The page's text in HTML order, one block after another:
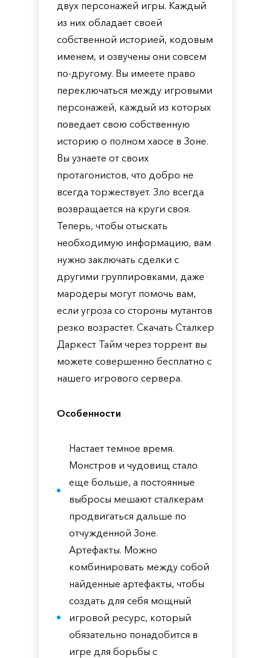
двух персонажей игры. Каждый
из них обладает своей
собственной историей, кодовым
именем, и озвучены они совсем
по-другому. Вы имеете право
переключаться между игровыми
персонажей, каждый из которых
поведает свою собственную
историю о полном хаосе в Зоне.
Вы узнаете от своих
протагонистов, что добро не
всегда торжествует. Зло всегда
возвращается на круги своя.
Теперь, чтобы отыскать
необходимую информацию, вам
нужно заключать сделки с
другими группировками, даже
мародеры могут помочь вам,
если угроза со стороны мутантов
резко возрастет. Скачать Сталкер
Даркест Тайм через торрент вы
можете совершенно бесплатно с
нашего игрового сервера.
Особенности
Настает темное время.
Монстров и чудовищ стало
еще больше, а постоянные
выбросы мешают сталкерам
продвигаться дальше по
отчужденной Зоне.
Артефакты. Можно
комбинировать между собой
найденные артефакты, чтобы
создать для себя мощный
игровой ресурс, который
обязательно понадобится в
игре для борьбы с